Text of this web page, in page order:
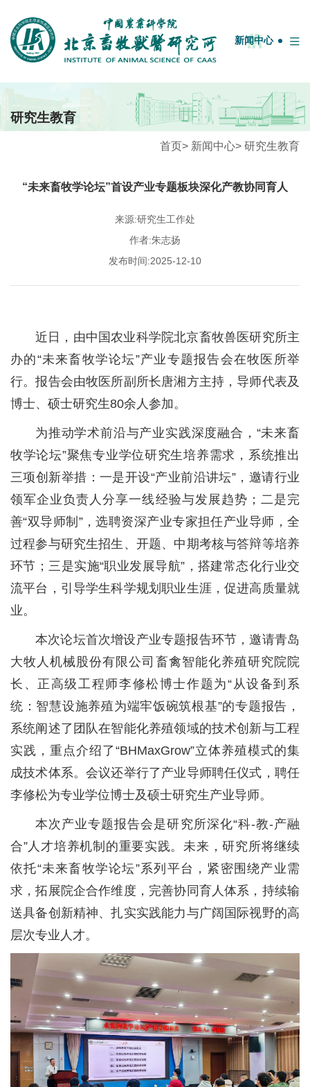
首页
牧医概况
人才队伍
党群工作
新闻中心
研究生教育
首页> 新闻中心> 研究生教育
“未来畜牧学论坛”首设产业专题板块深化产教协同育人
来源:研究生工作处
作者:朱志扬
发布时间:2025-12-10
近日，由中国农业科学院北京畜牧兽医研究所主
办的“未来畜牧学论坛”产业专题报告会在牧医所举
行。报告会由牧医所副所长唐湘方主持，导师代表及
博士、硕士研究生80余人参加。
为推动学术前沿与产业实践深度融合，“未来畜
牧学论坛”聚焦专业学位研究生培养需求，系统推出
三项创新举措：一是开设“产业前沿讲坛”，邀请行业
领军企业负责人分享一线经验与发展趋势；二是完
善“双导师制”，选聘资深产业专家担任产业导师，全
过程参与研究生招生、开题、中期考核与答辩等培养
环节；三是实施“职业发展导航”，搭建常态化行业交
流平台，引导学生科学规划职业生涯，促进高质量就
业。
本次论坛首次增设产业专题报告环节，邀请青岛
大牧人机械股份有限公司畜禽智能化养殖研究院院
长、正高级工程师李修松博士作题为“从设备到系
统：智慧设施养殖为端牢饭碗筑根基”的专题报告，
系统阐述了团队在智能化养殖领域的技术创新与工程
实践，重点介绍了“BHMaxGrow”立体养殖模式的集
成技术体系。会议还举行了产业导师聘任仪式，聘任
李修松为专业学位博士及硕士研究生产业导师。
本次产业专题报告会是研究所深化“科-教-产融
合”人才培养机制的重要实践。未来，研究所将继续
依托“未来畜牧学论坛”系列平台，紧密围绕产业需
求，拓展院企合作维度，完善协同育人体系，持续输
送具备创新精神、扎实实践能力与广阔国际视野的高
层次专业人才。